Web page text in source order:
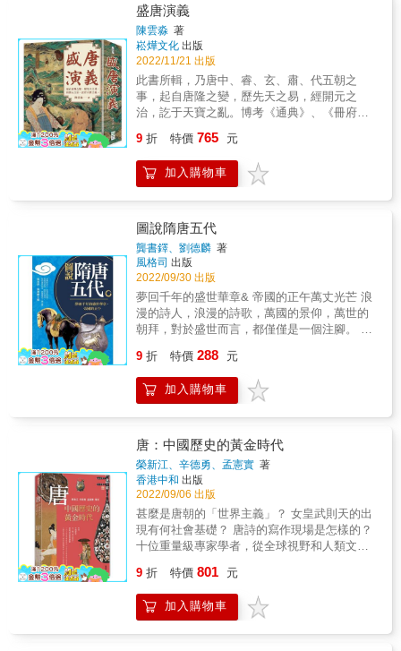
是，昭宗的二兒子李柷只得被迫走入歷史，成
了唐哀帝。 & 編輯室推薦 & 「幽默歷史新掌
門」霧滿攔江繼《清朝其實很有趣》、《明朝
其實很有趣》、《民國，絕對和你想的不一
樣》之後，又推出重磅力作《唐朝實在很邪
門》，帶領讀者從嶄新角度閱讀大唐。本書推
出後即榮登各大暢銷排行榜，是一本絕對不容
到的見解和詼諧搞笑的風格，為讀者再次解讀
了大唐王朝三百多年的歷史。嬉笑怒罵間指點
大唐江山，細數帝王風流。 &
的女性後代沒能成功繼承其遺志，女皇夢的路
徑被封堵斷絕，最終皆以失敗收場。 這一頁歷
史，約莫從六五五年武則天成為皇后開始，直
到七三七年她的孫媳王皇后想當武則天第二的
圖謀被唐玄宗撲滅為止，共計八十二年。這是
一門三代女性自強不息、文化突圍失敗的故
事。 &
朝，後者再上演「父慈子孝」的玄武門之變。
劇情一路從大唐盛世急轉直下，變成五代十國
的大亂鬥，全書涵蓋隋唐時期和五代十國的國
情與發展史；隋煬帝、王玄策、武則天、狄仁
傑、杜甫、唐玄宗、楊貴妃、郭子儀、朱溫、
李克用、趙匡胤等重要人物依序登板，用笑到
噴淚的設計對白，如同在看現場直播脫口秀，
顛覆刻板的歷史教材。 & 賽雷漫畫以幽默風
格，按嚴謹的史實將講述歷史，讓讀者在哈哈
解中國五千年的「王朝劇場」；搭配宛如「電
影式場景」的畫面，讓人有身臨其境的驚喜體
驗，這是一套你會為了孩子而買、但又搶先看
盛唐演義
陳雲淼 著
崧燁文化 出版
2022/11/21 出版
此書所輯，乃唐中、睿、玄、肅、代五朝之
事，起自唐隆之變，歷先天之易，經開元之
治，訖于天寶之亂。博考《通典》、《冊府》
小說，集成野史之趣。七分為實，三分為虛。
既有大唐與大食、吐蕃、突厥國際爭霸，也有
宰相與東宮、貴臣、邊將廟堂鬥爭。融入崔顥
舞、張旭狂草、吳道子丹青、唐明皇音樂、楊
貴妃霓裳等藝術佳話。較之《唐書》、《唐
紀》通俗，較之《隋唐演義》可信，較之《唐
史演義》詳實。
9 折 特價 765 元
加入購物車
圖說隋唐五代
龔書鐸、劉德麟 著
風格司 出版
2022/09/30 出版
夢回千年的盛世華章& 帝國的正午萬丈光芒 浪
漫的詩人，浪漫的詩歌，萬國的景仰，萬世的
朝拜，對於盛世而言，都僅僅是一個注腳。 &
歎。唐人崛起于富饒的關隴，八水繞長安，象
徵唐主開闊的胸懷；多姿的三彩，承載唐人多
樣的追求。文化繁榮，詩家萬人，絕律廣泛吟
摩學，扶桑派遣使者，好一派盛唐氣象。可盛
世必然短暫，繁華過後，天下離亂，五朝更
迭，十國並起，百姓在戰火中將和平企盼。 &
本書圖文並茂，體裁多樣，通過精心選取的一
千餘個歷史故事，引人入勝地再現了中國的悠
久歷史與燦爛文明。全書歷史脈絡清晰，史實
細節具體，文字簡明生動，圖片豐富悅目，是
一部有品味的歷史知識讀物。──中國社會科學
院歷史研究所研究員 童超 & 近1000則精采紛呈
180萬字的10卷本鴻篇巨製， 匯聚成一幅波瀾
9 折 特價 288 元
加入購物車
唐：中國歷史的黃金時代
榮新江、辛德勇、孟憲實 著
香港中和 出版
2022/09/06 出版
甚麼是唐朝的「世界主義」？ 女皇武則天的出
現有何社會基礎？ 唐詩的寫作現場是怎樣的？
十位重量級專家學者，從全球視野和人類文明
現和學術研究成果的基礎上，詳實而活潑地講
述唐代的政治文明、物質生活和審美風尚，並
通過佛教、詩歌、樂舞、書畫等主題，帶領讀
9 折 特價 801 元
加入購物車